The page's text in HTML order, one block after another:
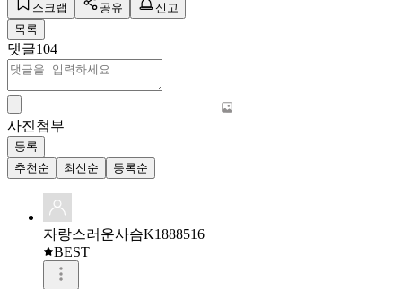
스크랩 공유
신고
목록
댓글104
사진첨부
등록
추천순
최신순 등록순
자랑스러운사슴K1888516
BEST